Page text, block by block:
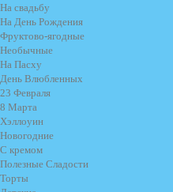
На свадьбу
На День Рождения
Фруктово-ягодные
Необычные
На Пасху
День Влюбленных
23 Февраля
8 Марта
Хэллоуин
Новогодние
С кремом
Полезные Сладости
Торты